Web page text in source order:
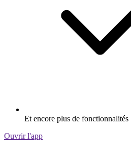
Et encore plus de fonctionnalités
Ouvrir l'app